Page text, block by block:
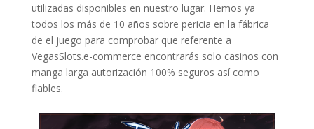
utilizadas disponibles en nuestro lugar. Hemos ya
todos los más de 10 años sobre pericia en la fábrica
de el juego para comprobar que referente a
VegasSlots.e-commerce encontrarás solo casinos con
manga larga autorización 100% seguros así­ como
fiables.